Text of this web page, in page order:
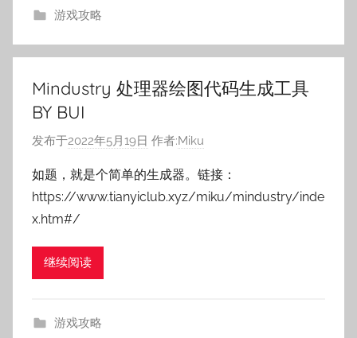
游戏攻略
Mindustry 处理器绘图代码生成工具
BY BUI
发布于2022年5月19日 作者:Miku
如题，就是个简单的生成器。链接：
https://www.tianyiclub.xyz/miku/mindustry/inde
x.htm#/
继续阅读
游戏攻略